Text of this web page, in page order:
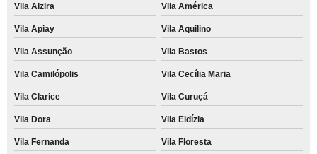
Vila Alzira Vila América
Vila Apiay Vila Aquilino
Vila Assunção Vila Bastos
Vila Camilópolis Vila Cecília Maria
Vila Clarice Vila Curuçá
Vila Dora Vila Eldízia
Vila Fernanda Vila Floresta